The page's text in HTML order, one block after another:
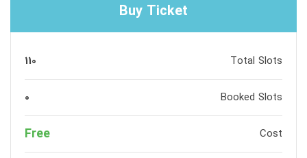
Buy Ticket
Total Slots
110
Booked Slots
0
Cost
Free